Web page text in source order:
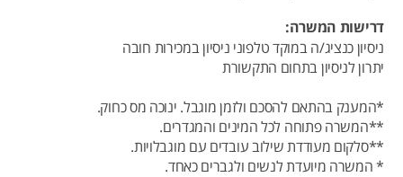
דרישות המשרה:
ניסיון כנציג/ה במוקד טלפוני ניסיון במכירות חובה
יתרון לניסיון בתחום התקשורת
*המענק בהתאם להסכם ולזמן מוגבל. ינוכה מס כחוק.
**המשרה פתוחה לכל המינים והמגדרים.
**סלקום מעודדת שילוב עובדים עם מוגבלויות.
* המשרה מיועדת לנשים ולגברים כאחד.